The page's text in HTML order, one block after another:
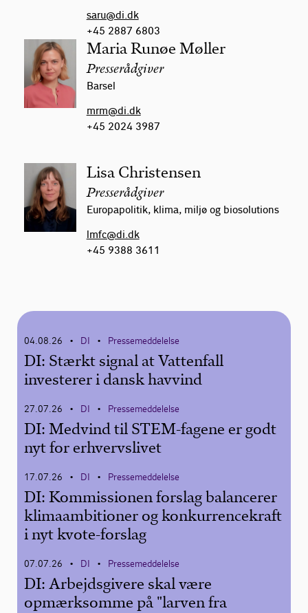
saru@di.dk
+45 2887 6803
Maria Runøe Møller
Presserådgiver
Barsel
mrm@di.dk
+45 2024 3987
Lisa Christensen
Presserådgiver
Europapolitik, klima, miljø og biosolutions
lmfc@di.dk
+45 9388 3611
04.08.26 • DI • Pressemeddelelse
DI: Stærkt signal at Vattenfall
investerer i dansk havvind
27.07.26 • DI • Pressemeddelelse
DI: Medvind til STEM-fagene er godt
nyt for erhvervslivet
17.07.26 • DI • Pressemeddelelse
DI: Kommissionen forslag balancerer
klimaambitioner og konkurrencekraft
i nyt kvote-forslag
07.07.26 • DI • Pressemeddelelse
DI: Arbejdsgivere skal være
opmærksomme på "larven fra